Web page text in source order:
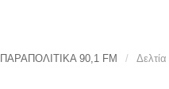
ΠΑΡΑΠΟΛΙΤΙΚΑ 90,1 FM /